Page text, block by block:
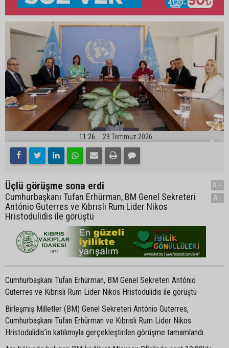
11:26 29 Temmuz 2026
Üçlü görüşme sona erdi
Cumhurbaşkanı Tufan Erhürman, BM Genel Sekreteri
António Guterres ve Kıbrıslı Rum Lider Nikos
Hristodulidis ile görüştü
A+
A-
Cumhurbaşkanı Tufan Erhürman, BM Genel Sekreteri António
Guterres ve Kıbrıslı Rum Lider Nikos Hristodulidis ile görüştü
Birleşmiş Milletler (BM) Genel Sekreteri António Guterres,
Cumhurbaşkanı Tufan Erhürman ve Kıbrıslı Rum Lider Nikos
Hristodulidis’in katılımıyla gerçekleştirilen görüşme tamamlandı.